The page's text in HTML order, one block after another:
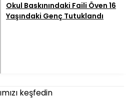
Okul Baskınındaki Faili Öven 16
Yaşındaki Genç Tutuklandı
keşfedin